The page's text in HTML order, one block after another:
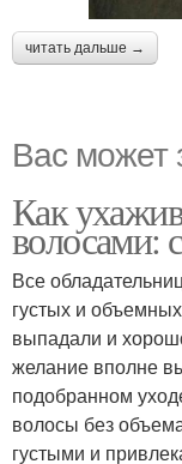
читать дальше →
Вас может
Как
волосами:
Все
густых и
выпадали и
желание вполне
подобранном
волосы без
густыми и